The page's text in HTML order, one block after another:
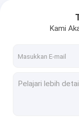
Tentang kami
Kami